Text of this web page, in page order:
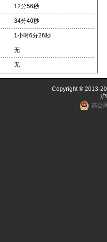
12分56秒
34分40秒
1小时6分26秒
无
无
Copyright ® 2013-
苏公